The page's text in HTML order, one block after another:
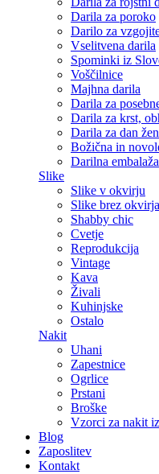
Darila za poroko
Darilo za
Vselitvena darila
Spominki iz
Voščilnice
Majhna darila
Darila za
Darila za krst,
Darila za dan
Božična in
Darilna embalaža
Slike
Slike v okvirju
Slike brez okvirja
Shabby chic
Cvetje
Reprodukcija
Vintage
Kava
Živali
Kuhinjske
Ostalo
Nakit
Uhani
Zapestnice
Ogrlice
Prstani
Broške
Vzorci za nakit
Blog
Zaposlitev
Kontakt